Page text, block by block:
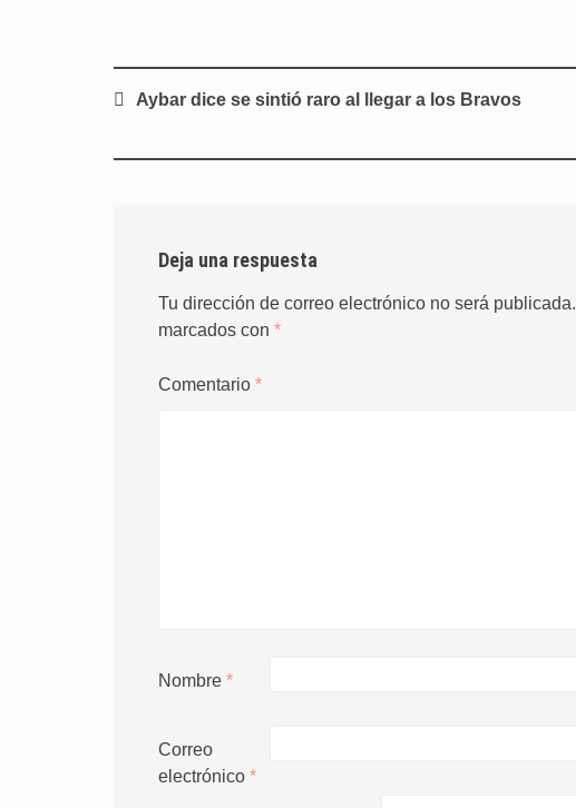
Navegación
Aybar dice se sintió raro al llegar a los Bravos
Deja una respuesta
Tu dirección de correo electrónico no será publicada.
marcados con *
Comentario *
Nombre *
Correo
electrónico *